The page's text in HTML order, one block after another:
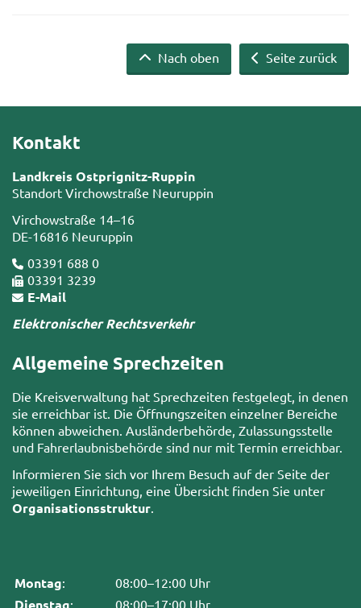
Seite zurück
Nach oben
Kontakt
Landkreis Ostprignitz-Ruppin
Standort Virchowstraße Neuruppin
Virchowstraße 14–16
DE-16816 Neuruppin
03391 688 0
03391 3239
E-Mail
Elektronischer Rechtsverkehr
Allgemeine Sprechzeiten
Die Kreisverwaltung hat Sprechzeiten festgelegt, in denen
sie erreichbar ist. Die Öffnungszeiten einzelner Bereiche
können abweichen. Ausländerbehörde, Zulassungsstelle
und Fahrerlaubnisbehörde sind nur mit Termin erreichbar.
Informieren Sie sich vor Ihrem Besuch auf der Seite der
jeweiligen Einrichtung, eine Übersicht finden Sie unter
Organisationsstruktur
Montag: 08:00–12:00 Uhr
: 08:00–17:00 Uhr